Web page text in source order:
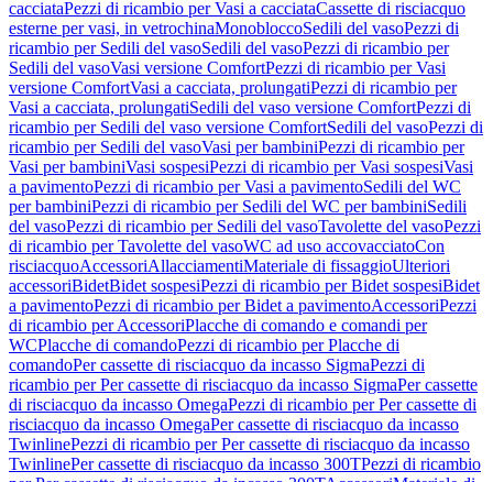
cacciataPezzi di ricambio per Vasi a cacciataCassette di risciacquo
esterne per vasi, in vetrochinaMonobloccoSedili del vasoPezzi di
ricambio per Sedili del vasoSedili del vasoPezzi di ricambio per
Sedili del vasoVasi versione ComfortPezzi di ricambio per Vasi
versione ComfortVasi a cacciata, prolungatiPezzi di ricambio per
Vasi a cacciata, prolungatiSedili del vaso versione ComfortPezzi di
ricambio per Sedili del vaso versione ComfortSedili del vasoPezzi di
ricambio per Sedili del vasoVasi per bambiniPezzi di ricambio per
Vasi per bambiniVasi sospesiPezzi di ricambio per Vasi sospesiVasi
a pavimentoPezzi di ricambio per Vasi a pavimentoSedili del WC
per bambiniPezzi di ricambio per Sedili del WC per bambiniSedili
del vasoPezzi di ricambio per Sedili del vasoTavolette del vasoPezzi
di ricambio per Tavolette del vasoWC ad uso accovacciatoCon
risciacquoAccessoriAllacciamentiMateriale di fissaggioUlteriori
accessoriBidetBidet sospesiPezzi di ricambio per Bidet sospesiBidet
a pavimentoPezzi di ricambio per Bidet a pavimentoAccessoriPezzi
di ricambio per AccessoriPlacche di comando e comandi per
WCPlacche di comandoPezzi di ricambio per Placche di
comandoPer cassette di risciacquo da incasso SigmaPezzi di
ricambio per Per cassette di risciacquo da incasso SigmaPer cassette
di risciacquo da incasso OmegaPezzi di ricambio per Per cassette di
risciacquo da incasso OmegaPer cassette di risciacquo da incasso
TwinlinePezzi di ricambio per Per cassette di risciacquo da incasso
TwinlinePer cassette di risciacquo da incasso 300TPezzi di ricambio